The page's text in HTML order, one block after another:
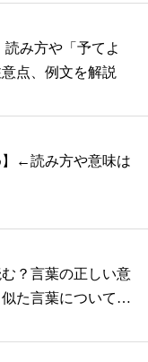
読み方や「予てよ
点、例文を解説
←読み方や意味は
む？言葉の正しい意
た言葉について解